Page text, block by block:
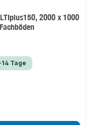
2000 x 1000
Tage